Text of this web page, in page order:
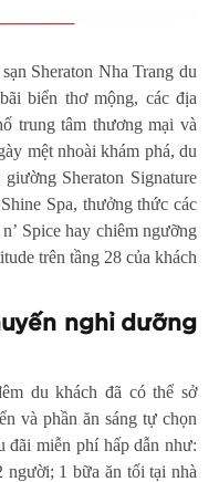
Sheraton Nha Trang du
biển thơ mộng, các địa
trung tâm thương mại và
mệt nhoài khám phá, du
Sheraton Signature
Spa, thưởng thức các
Spice hay chiêm ngưỡng
trên tầng 28 của khách
nghỉ dưỡng
du khách đã có thể sở
và phần ăn sáng tự chọn
đãi miễn phí hấp dẫn như:
người; 1 bữa ăn tối tại nhà